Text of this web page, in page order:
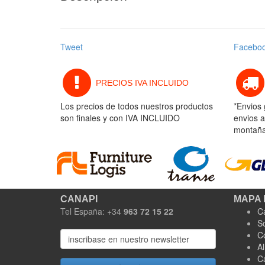
Tweet
PRECIOS IVA INCLUIDO
Los precios de todos nuestros productos
son finales y con IVA INCLUIDO
*Envios
envios
CANAPI
Tel España: +34 963 72 15 22
MAPA